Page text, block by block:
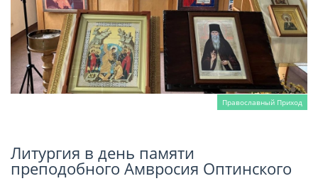
Православный Приход
Читать далее
Литургия в день памяти
преподобного Амвросия Оптинского